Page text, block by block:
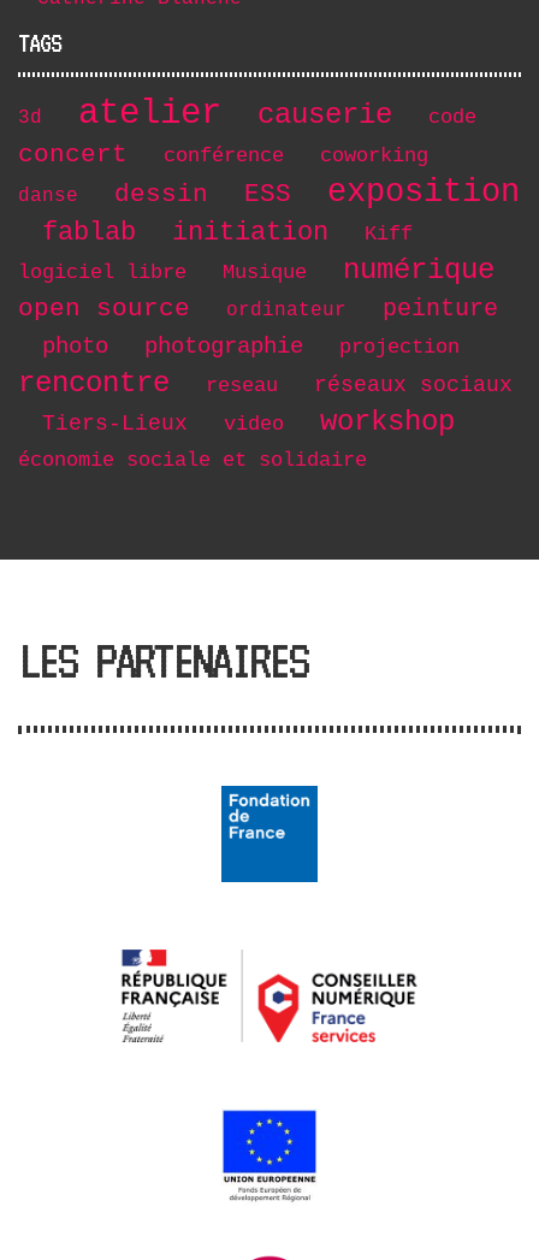
TAGS
3d atelier causerie code
concert conférence coworking
danse dessin ESS exposition
fablab initiation
Kiff
logiciel libre
Musique numérique
open source ordinateur peinture
photo photographie projection
rencontre reseau
réseaux sociaux
Tiers-Lieux
video workshop
économie sociale et solidaire
LES PARTENAIRES